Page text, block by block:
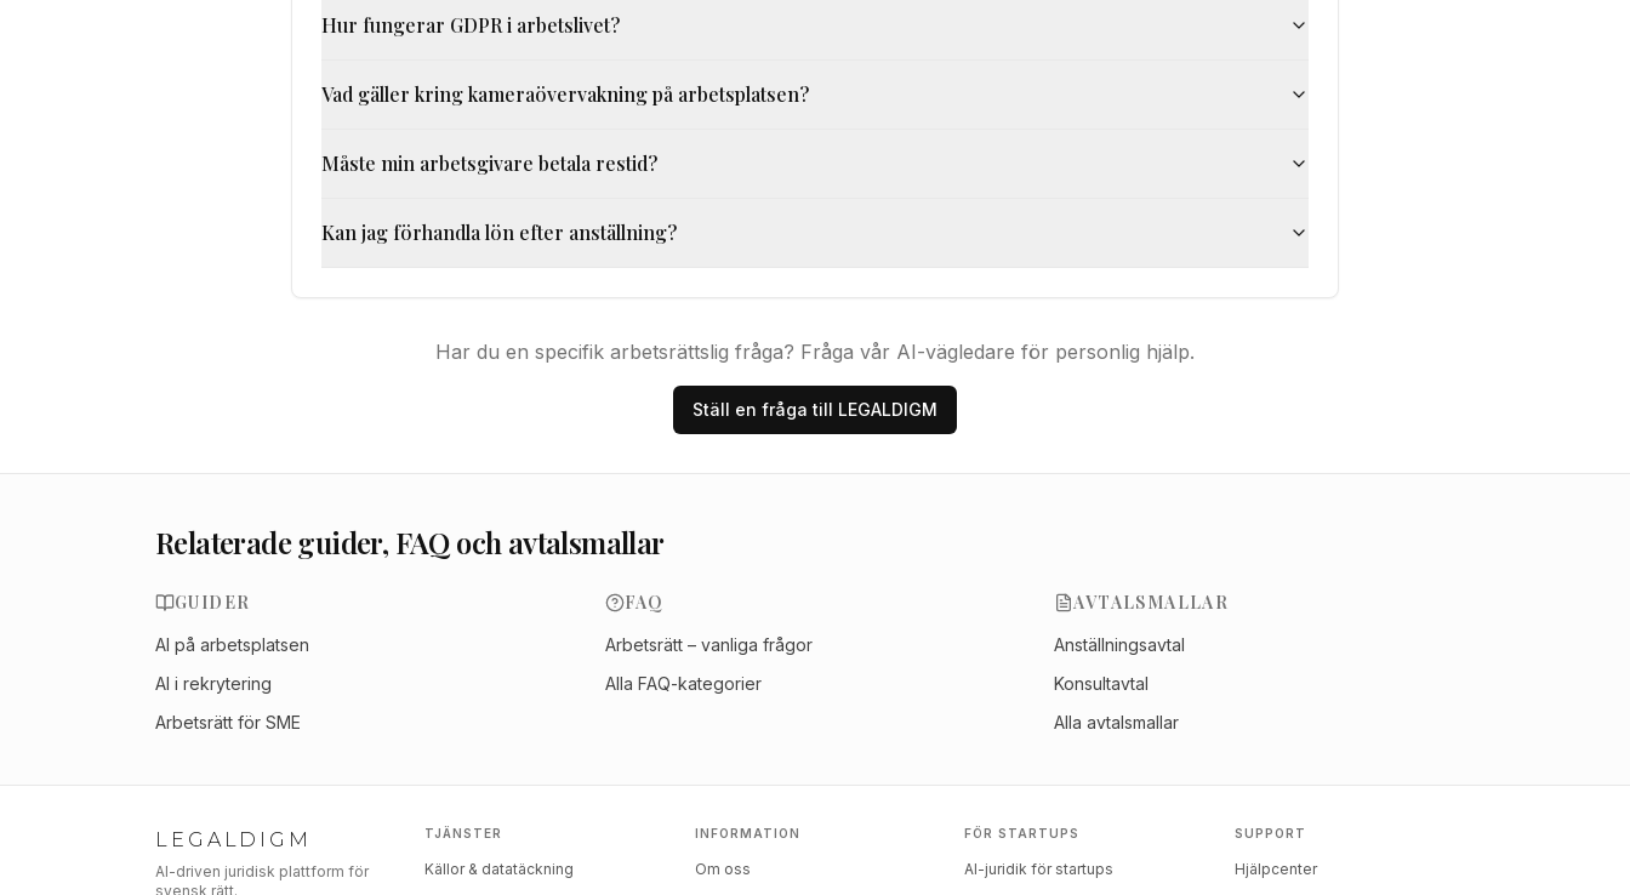
Hur fungerar GDPR i arbetslivet?
Vad gäller kring kameraövervakning på arbetsplatsen?
Måste min arbetsgivare betala restid?
Kan jag förhandla lön efter anställning?
Har du en specifik arbetsrättslig fråga? Fråga vår AI-vägledare för personlig hjälp.
Ställ en fråga till LEGALDIGM
Relaterade guider, FAQ och avtalsmallar
GUIDER
AI på arbetsplatsen
AI i rekrytering
Arbetsrätt för SME
FAQ
Arbetsrätt – vanliga frågor
Alla FAQ-kategorier
AVTALSMALLAR
Anställningsavtal
Konsultavtal
Alla avtalsmallar
LEGALDIGM
AI-driven juridisk plattform för
svensk rätt.
TJÄNSTER
Källor & datatäckning
INFORMATION
Om oss
FÖR STARTUPS
AI-juridik för startups
SUPPORT
Hjälpcenter